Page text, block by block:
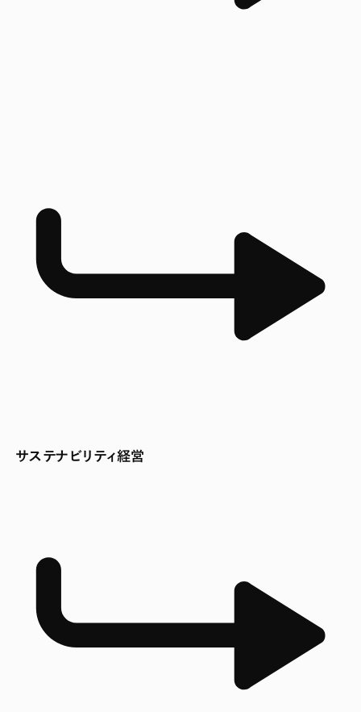
サステナビリティ経営